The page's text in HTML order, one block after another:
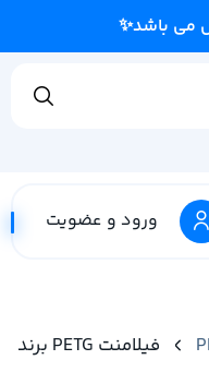
ورود و عضویت
فیلامنت PETG برند Polymaker رنگ بنفش